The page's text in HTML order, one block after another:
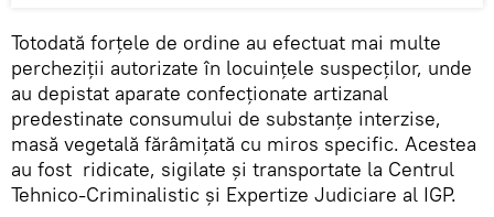
Totodată forțele de ordine au efectuat mai multe
percheziții autorizate în locuințele suspecților, unde
au depistat aparate confecționate artizanal
predestinate consumului de substanțe interzise,
masă vegetală fărâmițată cu miros specific. Acestea
au fost ridicate, sigilate și transportate la Centrul
Tehnico-Criminalistic și Expertize Judiciare al IGP.